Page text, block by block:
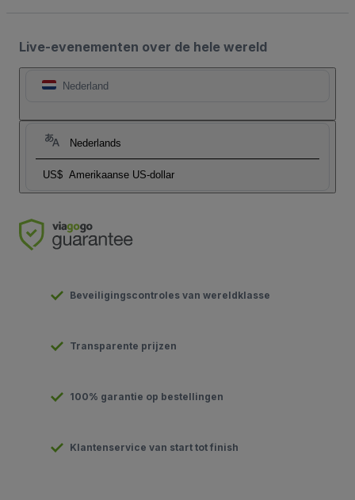
Live-evenementen over de hele wereld
Nederland
Nederlands
US$ Amerikaanse US-dollar
Beveiligingscontroles van wereldklasse
Transparente prijzen
100% garantie op bestellingen
Klantenservice van start tot finish